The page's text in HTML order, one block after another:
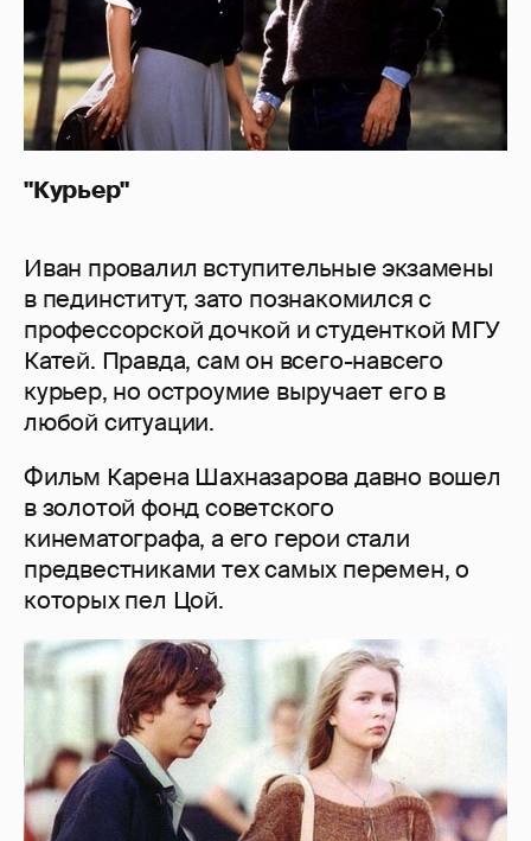
"Курьер"
Иван провалил вступительные экзамены
в пединститут, зато познакомился с
профессорской дочкой и студенткой МГУ
Катей. Правда, сам он всего-навсего
курьер, но остроумие выручает его в
любой ситуации.
Фильм Карена Шахназарова давно вошел
в золотой фонд советского
кинематографа, а его герои стали
предвестниками тех самых перемен, о
которых пел Цой.